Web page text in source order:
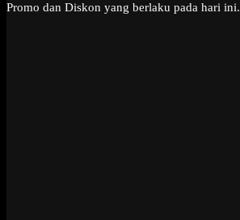
Promo dan Diskon yang berlaku pada hari ini.